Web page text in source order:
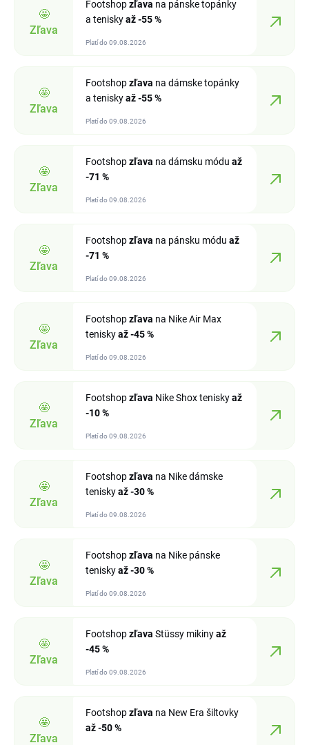
🤩
Zľava
Footshopzľava na pánske topánky
a teniskyaž -55 %
Platí do 09.08.2026
🤩
Zľava
Footshopzľava na dámske topánky
a teniskyaž -55 %
Platí do 09.08.2026
🤩
Zľava
Footshopzľava na dámsku módu až
-71 %
Platí do 09.08.2026
🤩
Zľava
Footshopzľava na pánsku módu až
-71 %
Platí do 09.08.2026
🤩
Zľava
Footshopzľava na Nike Air Max
teniskyaž -45 %
Platí do 09.08.2026
🤩
Zľava
Footshopzľava Nike Shox teniskyaž
-10 %
Platí do 09.08.2026
🤩
Zľava
Footshopzľava na Nike dámske
teniskyaž -30 %
Platí do 09.08.2026
🤩
Zľava
Footshopzľava na Nike pánske
teniskyaž -30 %
Platí do 09.08.2026
🤩
Zľava
Footshopzľava Stüssy mikinyaž
-45 %
Platí do 09.08.2026
🤩
Zľava
Footshopzľava na New Era šiltovky
až -50 %